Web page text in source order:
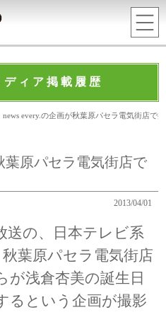
ィア掲載履歴
news every.の企画が秋葉原パセラ電気街店で
葉原パセラ電気街店で
2013/04/01
送の、日本テレビ系
秋葉原パセラ電気街店
が浅倉杏美の誕生日
るという企画が撮影